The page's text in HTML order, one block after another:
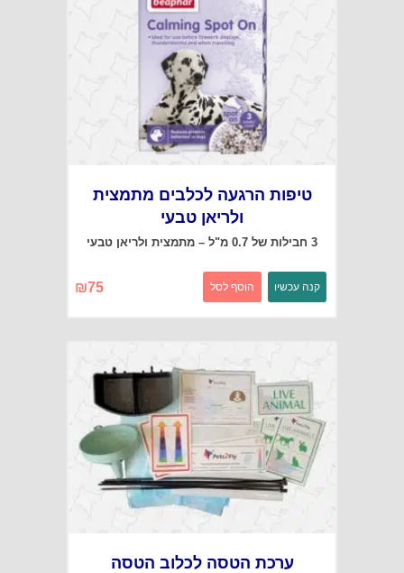
טיפות הרגעה לכלבים מתמצית
ולריאן טבעי
3 חבילות של 0.7 מ"ל – מתמצית ולריאן טבעי
75
₪ קנה עכשיו הוסף לסל
ערכת הטסה לכלוב הטסה